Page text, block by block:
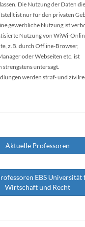
Die Nutzung der Daten
ist nur für den privaten
gewerbliche Nutzung ist
Nutzung von WiWi-
z.B. durch Offline-Browser,
oder Webseiten etc. ist
strengstens untersagt.
werden straf- und
Aktuelle Professoren
EBS Universität
Wirtschaft und Recht